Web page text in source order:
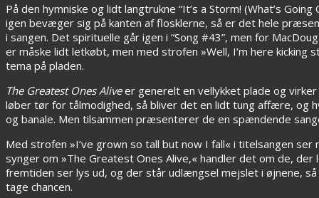
På den hymniske og lidt langtrukne “It’s a Storm! (What’s
igen bevæger sig på kanten af flosklerne, så er det hele
i sangen. Det spirituelle går igen i “Song #43”, men for
er måske lidt letkøbt, men med strofen »Well, I’m here kicking
tema på pladen.
The Greatest Ones Aliveer generelt en vellykket plade og
løber tør for tålmodighed, så bliver det en lidt tung affære, og
og banale. Men tilsammen præsenterer de en spændende
Med strofen »I’ve grown so tall but now I fall« i titelsangen
synger om »The Greatest Ones Alive,« handler det om de,
fremtiden ser lys ud, og der står udlængsel mejslet i øjnene,
tage chancen.